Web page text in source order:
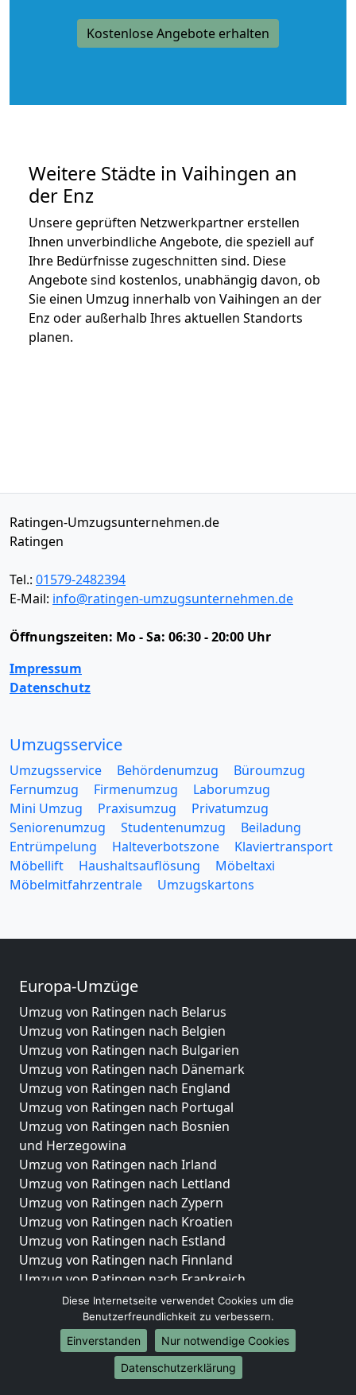
Kostenlose Angebote erhalten
Weitere Städte in Vaihingen an
der Enz
Unsere geprüften Netzwerkpartner erstellen
Ihnen unverbindliche Angebote, die speziell auf
Ihre Bedürfnisse zugeschnitten sind. Diese
Angebote sind kostenlos, unabhängig davon, ob
Sie einen Umzug innerhalb von Vaihingen an der
Enz oder außerhalb Ihres aktuellen Standorts
planen.
Ratingen-Umzugsunternehmen.de
Ratingen
Tel.: 01579-2482394
E-Mail: info@ratingen-umzugsunternehmen.de
Öffnungszeiten: Mo - Sa: 06:30 - 20:00 Uhr
Impressum
Datenschutz
Umzugsservice
Umzugsservice Behördenumzug
Büroumzug
Fernumzug
Firmenumzug
Laborumzug
Mini Umzug
Praxisumzug
Privatumzug
Seniorenumzug
Studentenumzug
Beiladung
Entrümpelung
Halteverbotszone
Klaviertransport
Möbellift
Haushaltsauflösung
Möbeltaxi
Möbelmitfahrzentrale
Umzugskartons
Europa-Umzüge
Umzug von Ratingen nach Belarus
Umzug von Ratingen nach Belgien
Umzug von Ratingen nach Bulgarien
Umzug von Ratingen nach Dänemark
Umzug von Ratingen nach England
Umzug von Ratingen nach Portugal
Umzug von Ratingen nach Bosnien
und Herzegowina
Umzug von Ratingen nach Irland
Umzug von Ratingen nach Lettland
Umzug von Ratingen nach Zypern
Umzug von Ratingen nach Kroatien
Umzug von Ratingen nach Estland
Umzug von Ratingen nach Finnland
Umzug von Ratingen nach Frankreich
Umzug von Ratingen nach Griechenland
Umzug von Ratingen nach Italien
Umzug von Ratingen nach Liechtenstein
Umzug von Ratingen nach Luxemburg
Umzug von Ratingen nach Niederlande
Diese Internetseite verwendet Cookies um die
Benutzerfreundlichkeit zu verbessern.
Einverstanden
Nur notwendige Cookies
Datenschutzerklärung